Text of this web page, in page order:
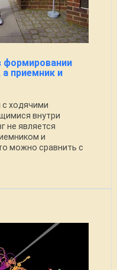
формировании
приемник и
ходячими
внутри
не является
и
можно сравнить с